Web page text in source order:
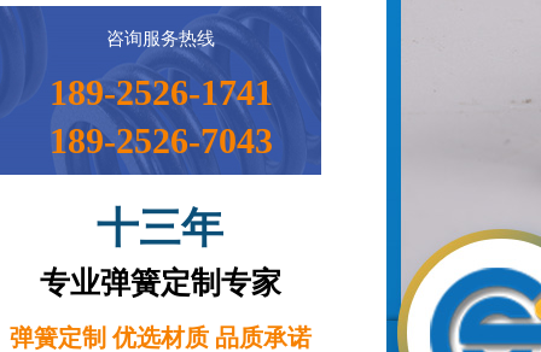
咨询服务热线
189-2526-1741
189-2526-7043
十三年
专业弹簧定制专家
弹簧定制 优选材质 品质承诺